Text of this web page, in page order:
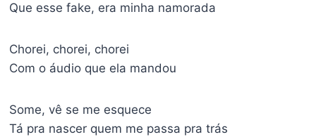
Que esse fake, era minha namorada
Chorei, chorei, chorei
Com o áudio que ela mandou
Some, vê se me esquece
Tá pra nascer quem me passa pra trás